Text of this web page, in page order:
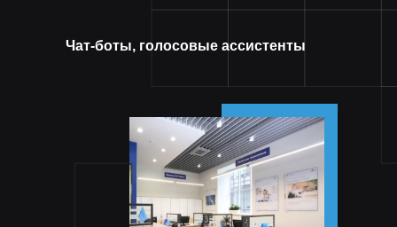
Чат-боты, голосовые ассистенты